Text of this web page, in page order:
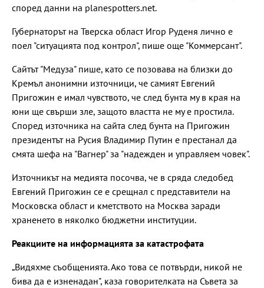
според данни на planespotters.net.
Губернаторът на Тверска област Игор Руденя лично е
поел "ситуацията под контрол", пише още "Коммерсант".
Сайтът "Медуза" пише, като се позовава на близки до
Кремъл анонимни източници, че самият Евгений
Пригожин е имал чувството, че след бунта му в края на
юни ще свърши зле, защото властта не му е простила.
Според източника на сайта след бунта на Пригожин
президентът на Русия Владимир Путин е престанал да
смята шефа на "Вагнер" за "надежден и управляем човек".
Източникът на медията посочва, че в сряда следобед
Евгений Пригожин се е срещнал с представители на
Московска област и кметството на Москва заради
храненето в няколко бюджетни институции.
Реакциите на информацията за катастрофата
„Видяхме съобщенията. Ако това се потвърди, никой не
бива да е изненадан", каза говорителката на Съвета за